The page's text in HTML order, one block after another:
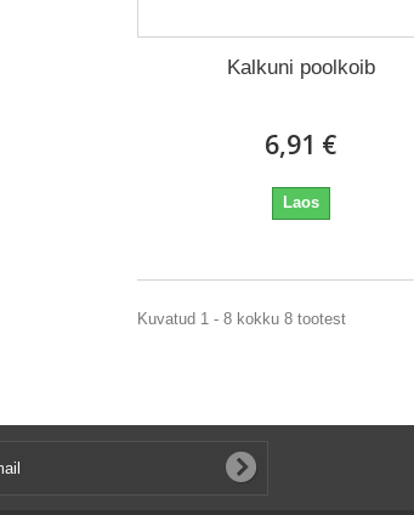
Kalkuni poolkoib
6,91 €
Laos
Kuvatud 1 - 8 kokku 8 tootest